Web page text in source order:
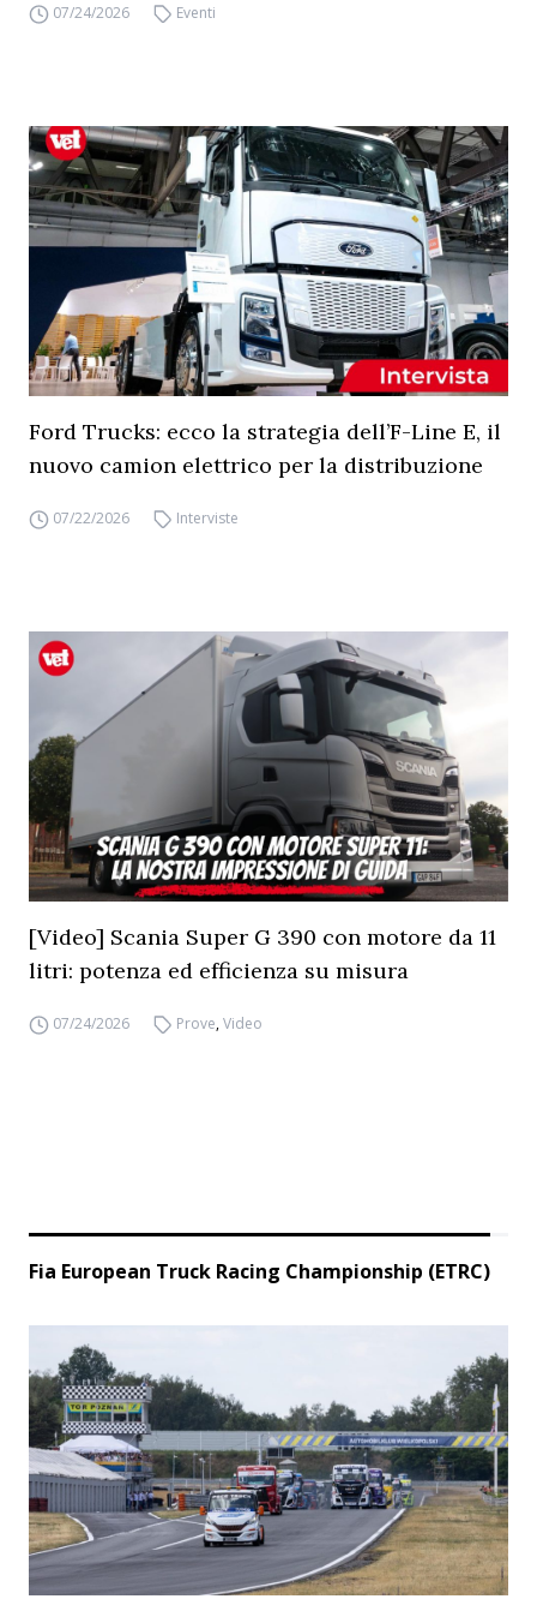
07/24/2026 Eventi
Ford Trucks: ecco la strategia dell’F-Line E, il
nuovo camion elettrico per la distribuzione
07/22/2026 Interviste
[Video] Scania Super G 390 con motore da 11
litri: potenza ed efficienza su misura
07/24/2026 Prove,Video
Fia European Truck Racing Championship (ETRC)